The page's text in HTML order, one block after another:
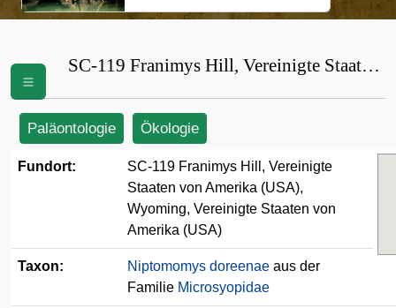
SC-119 Franimys Hill, Vereinigte Staaten
Paläontologie Ökologie
Fundort:
SC-119 Franimys Hill, Vereinigte
Staaten von Amerika (USA),
Wyoming, Vereinigte Staaten von
Amerika (USA)
Taxon: Niptomomys doreenae aus der
Familie Microsyopidae